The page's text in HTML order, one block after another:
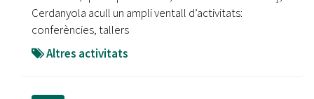
Cerdanyola acull un ampli ventall d’activitats:
conferències, tallers
Altres activitats